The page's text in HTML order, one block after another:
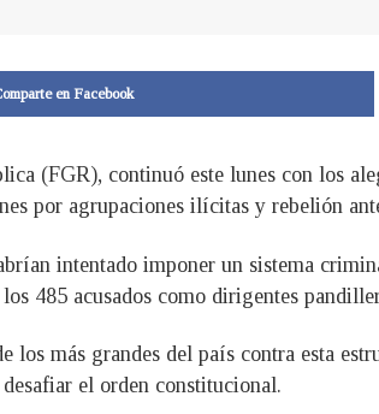
en Facebook
(FGR), continuó este lunes con los
por agrupaciones ilícitas y rebelión
intentado imponer un sistema
485 acusados como dirigentes
los más grandes del país contra esta
el orden constitucional.